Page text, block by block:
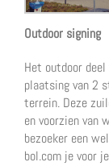
Outdoor signing
Het outdoor
plaatsing van 2
terrein. Deze
en voorzien
bezoeker een
bol.com je voor